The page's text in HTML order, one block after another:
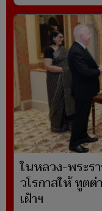
ในหลวง-พระร
วโรกาสให้ ทูตต่
เฝ้าฯ